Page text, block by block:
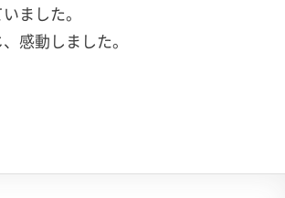
ました。
感動しました。